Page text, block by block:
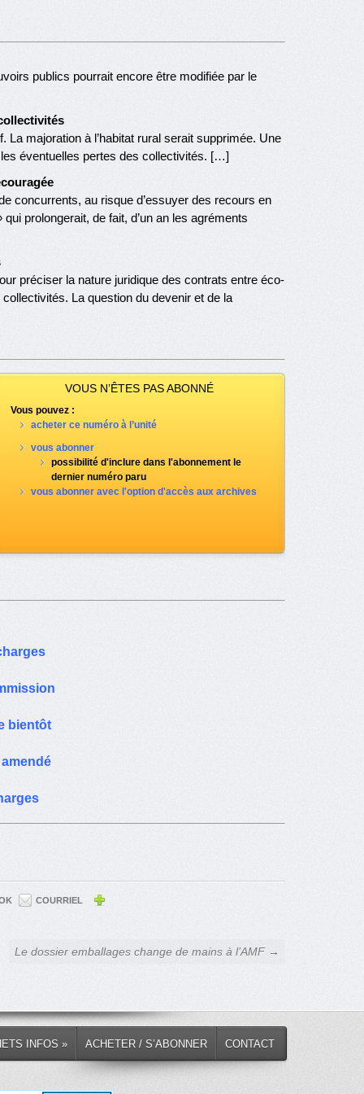
publics pourrait encore être modifiée par le
majoration à l’habitat rural serait supprimée. Une
éventuelles pertes des collectivités. […]
concurrents, au risque d’essuyer des recours en
qui prolongerait, de fait, d’un an les agréments
préciser la nature juridique des contrats entre éco-
La question du devenir et de la
VOUS N’ÊTES PAS ABONNÉ
Vous pouvez :
acheter ce numéro à l’unité
vous abonner
possibilité d'inclure dans l'abonnement le
dernier numéro paru
vous abonner avec l'option d'accès aux archives
bientôt
COURRIEL
Le dossier emballages change de mains à l’AMF →
INFOS » ACHETER / S’ABONNER CONTACT